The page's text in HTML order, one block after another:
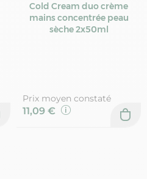
Cold Cream duo crème
mains concentrée peau
sèche 2x50ml
Prix moyen constaté
11,09 €